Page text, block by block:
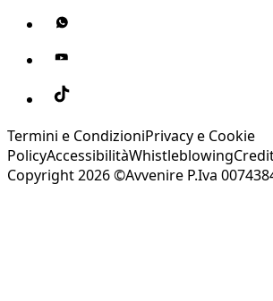
Termini e CondizioniPrivacy e Cookie
PolicyAccessibilitàWhistleblowing
Copyright 2026 ©Avvenire P.Iva